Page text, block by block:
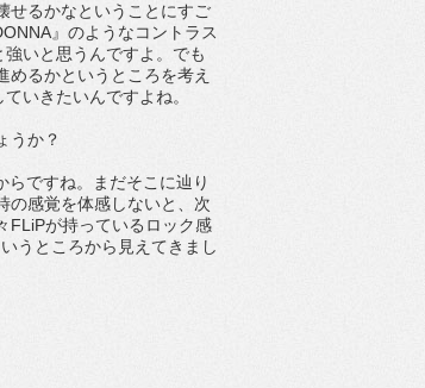
せるかなということにすご
』のようなコントラス
いと思うんですよ。でも
るかというところを考え
いきたいんですよね。
うか？
ですね。まだそこに辿り
の感覚を体感しないと、次
FLiPが持っているロック感
うところから見えてきまし